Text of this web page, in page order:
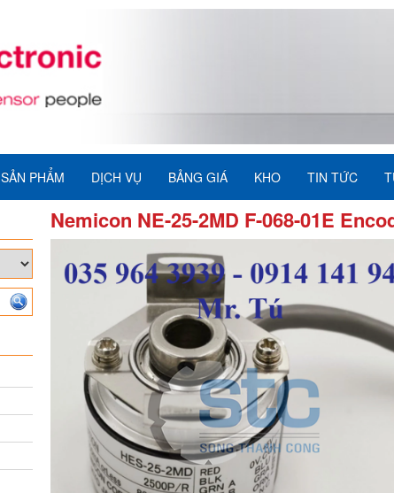
SẢN PHẨM DỊCH VỤ BẢNG GIÁ KHO TIN TỨC
Nemicon NE-25-2MD F-068-01E